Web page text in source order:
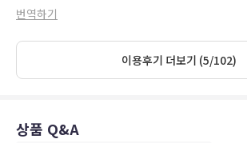
번역하기
이용후기 더보기 (5/102)
상품 Q&A